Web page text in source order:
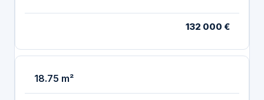
132 000 €
18.75 m²